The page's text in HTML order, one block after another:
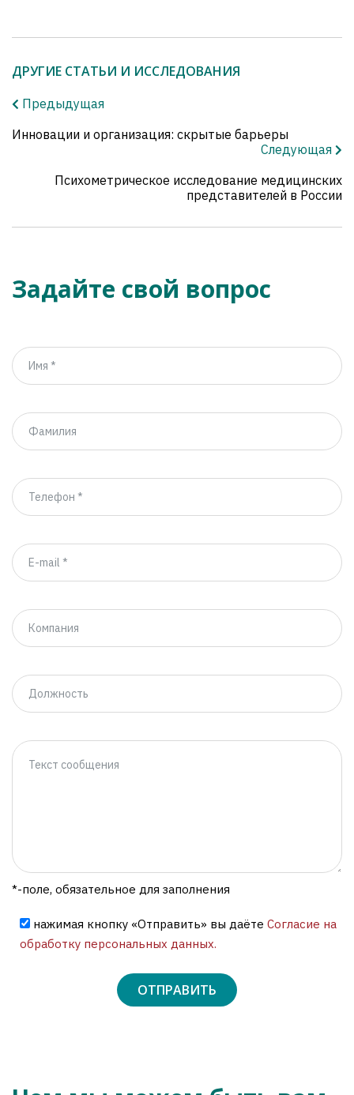
ДРУГИЕ СТАТЬИ И ИССЛЕДОВАНИЯ
Предыдущая
Инновации и организация: скрытые барьеры
Следующая
Психометрическое исследование медицинских
представителей в России
Задайте свой вопрос
*-поле, обязательное для заполнения
нажимая кнопку «Отправить» вы даёте Согласие на
обработку персональных данных.